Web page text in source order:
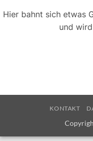
Hier bahnt sich etwas
und
KONTAKT